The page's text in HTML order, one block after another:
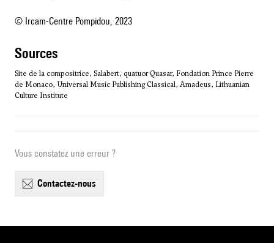
© Ircam-Centre Pompidou, 2023
sources
Site de la compositrice, Salabert, quatuor Quasar, Fondation Prince Pierre
de Monaco, Universal Music Publishing Classical, Amadeus, Lithuanian
Culture Institute
Vous constatez une erreur ?
contactez-nous